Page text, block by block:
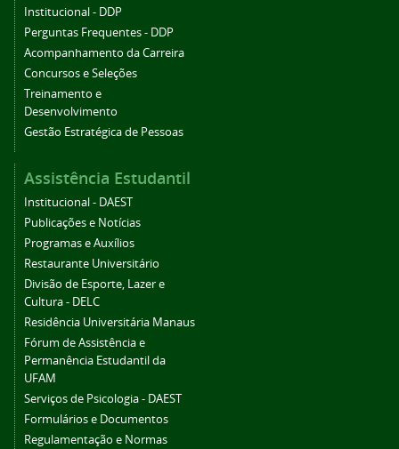
Institucional - DDP
Perguntas Frequentes - DDP
Acompanhamento da Carreira
Concursos e Seleções
Treinamento e
Desenvolvimento
Gestão Estratégica de Pessoas
Assistência Estudantil
Institucional - DAEST
Publicações e Notícias
Programas e Auxílios
Restaurante Universitário
Divisão de Esporte, Lazer e
Cultura - DELC
Residência Universitária Manaus
Fórum de Assistência e
Permanência Estudantil da
UFAM
Serviços de Psicologia - DAEST
Formulários e Documentos
Regulamentação e Normas